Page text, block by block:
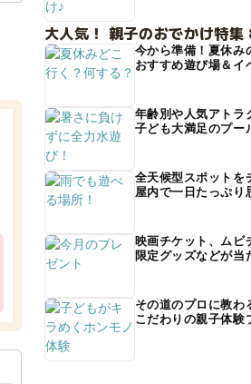
大人気！ 親子のおでかけ特集
今から準備！夏休み
おすすめ遊び場＆イ
年齢別や人気アトラ
子ども大満足のプー
全天候型スポットを
屋内で一日たっぷり
映画チケット、ムビ
限定グッズなどが当
その道のプロに教わ
こだわりの親子体験